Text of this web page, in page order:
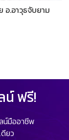
อ.อาวุธจับยาม
น์ ฟรี!
น์มืออาชีพ
ยว